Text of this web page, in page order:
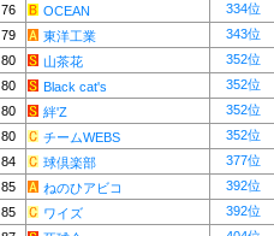
76
OCEAN 334位
79
東洋工業 343位
80
山茶花 352位
80
Black cat's 352位
80
絆'Z 352位
80
チームWEBS 352位
84
球倶楽部 377位
85
ねのひアビコ 392位
85
ワイズ 392位